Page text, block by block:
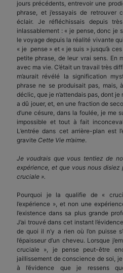
jours précédents, entrevoir une
phrase, et j’essayais de
éclair. Je réfléchissais depuis
inlassablement : « je pense, donc je
le voyage depuis la réalité vivante
« je pense » et « je suis » jusqu’à
petite phrase, de leur vrai sens. En
avec ma vie. C’était un travail très
m’aurait révélé la signification
phrase ne se produisait pas, mais,
déclic, que je n’attendais pas, dont je
a dû jouer, et, en une fraction de
d’une césure, dans la foulée, je me
impossible et tout à fait
L’entrée dans cet arrière-plan est
gravite Cette Vie m’aime.
Je voudrais que vous tentiez de
expérience, et que vous nous
cruciale ».
Pourquoi je la qualifie de «
l’expérience », et non une
l’existence dans sa plus grande
J’ai trouvé dans cet instant
de quoi il n’y a rien où l’on puisse
l’épaisseur d’un cheveu. Lorsque
cruciale », je pense peut-être
jaillissement de conscience de soi,
à l’évidence que je ressens